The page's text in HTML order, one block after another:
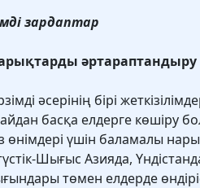
зардаптар
әртараптандыру
әсерінің бірі
басқа елдерге көшіру
үшін баламалы
Шығыс Азияда,
төмен елдерде